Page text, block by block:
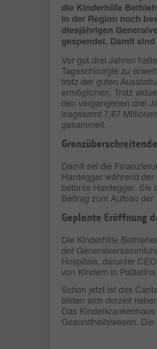
die Kinderhilfe
in der Region noch
diesjährigen
gespendet. Damit
Vor gut drei Jahren
Tageschirurgie zu
trotz der guten
ermöglichen. Trotz
den vergangenen drei
insgesamt 7,67
gesammelt.
Damit sei die
Hardegger während
betonte Hardegger. Sie
Beitrag zum Aufbau
Geplante Eröffnung
Die Kinderhilfe
der
Hospitals, darunter
von Kindern in Palästina.
Schon jetzt ist das
bilden sich derzeit
Das
Gesundheitswesen.